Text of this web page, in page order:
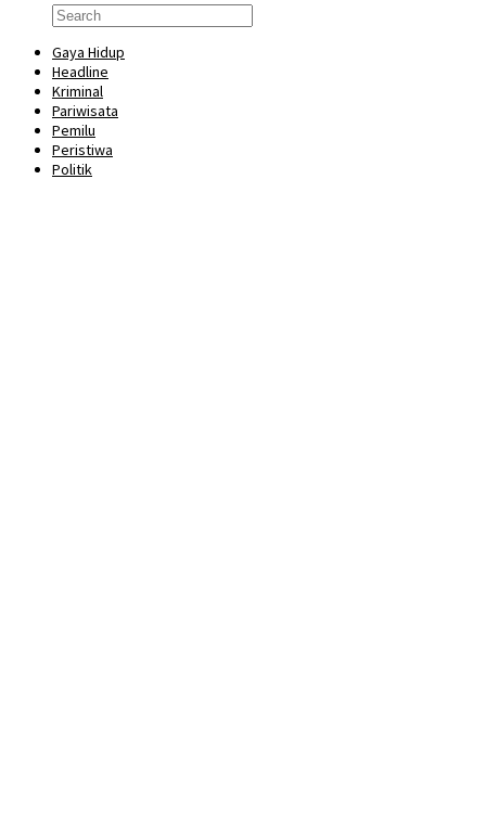
Gaya Hidup
Headline
Kriminal
Pariwisata
Pemilu
Peristiwa
Politik